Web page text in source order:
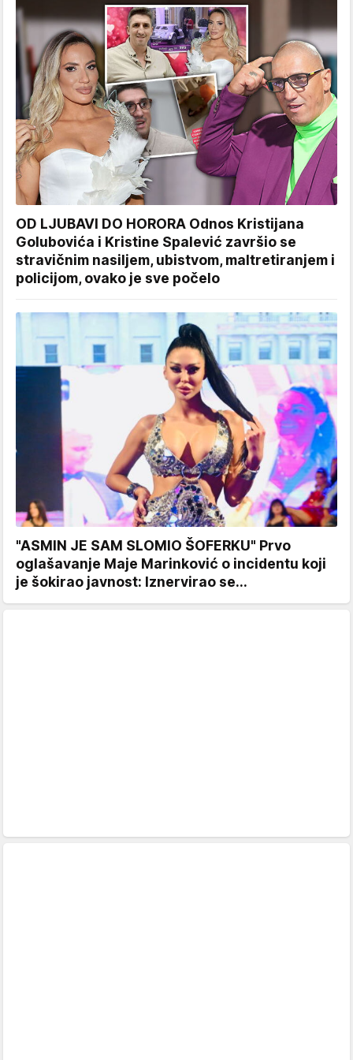
OD LJUBAVI DO HORORA Odnos Kristijana
Golubovića i Kristine Spalević završio se
stravičnim nasiljem, ubistvom, maltretiranjem i
policijom, ovako je sve počelo
"ASMIN JE SAM SLOMIO ŠOFERKU" Prvo
oglašavanje Maje Marinković o incidentu koji
je šokirao javnost: Iznervirao se...